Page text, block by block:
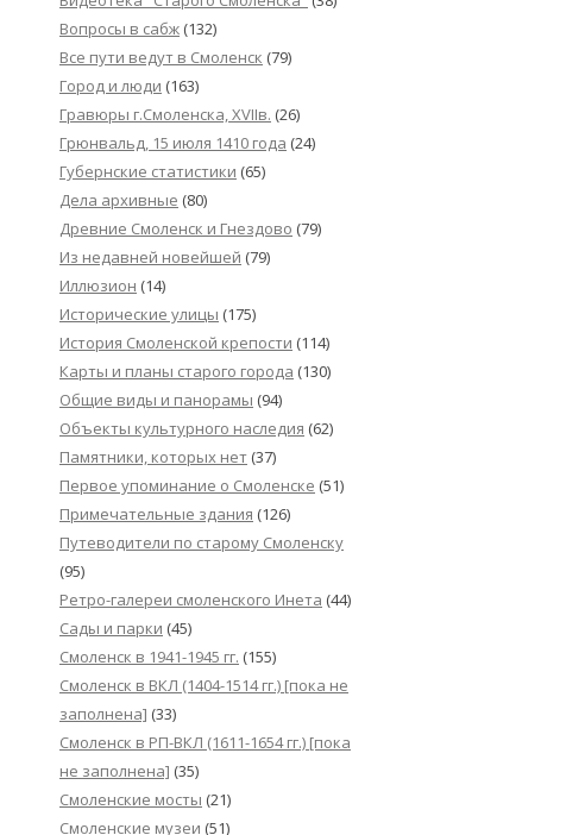
Вопросы в сабж (132)
Все пути ведут в Смоленск (79)
Город и люди (163)
Гравюры г.Смоленска, XVIIв. (26)
Грюнвальд, 15 июля 1410 года (24)
Губернские статистики (65)
Дела архивные (80)
Древние Смоленск и Гнездово (79)
Из недавней новейшей (79)
Иллюзион (14)
Исторические улицы (175)
История Смоленской крепости (114)
Карты и планы старого города (130)
Общие виды и панорамы (94)
Объекты культурного наследия (62)
Памятники, которых нет (37)
Первое упоминание о Смоленске (51)
Примечательные здания (126)
Путеводители по старому Смоленску
(95)
Ретро-галереи смоленского Инета (44)
Сады и парки (45)
Смоленск в 1941-1945 гг. (155)
Смоленск в ВКЛ (1404-1514 гг.) [пока не
заполнена] (33)
Смоленск в РП-ВКЛ (1611-1654 гг.) [пока
не заполнена] (35)
Смоленские мосты (21)
Смоленские музеи (51)